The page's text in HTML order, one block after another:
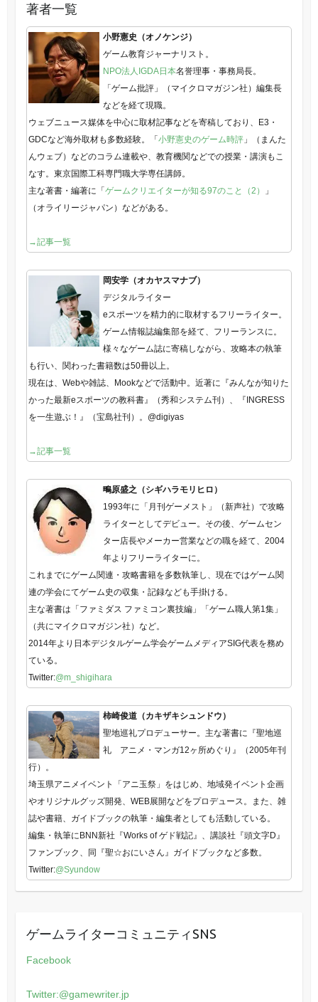
著者一覧
小野憲史（オノケンジ）
ゲーム教育ジャーナリスト。
NPO法人IGDA日本名誉理事・事務局長。
「ゲーム批評」（マイクロマガジン社）編集長
などを経て現職。
ウェブニュース媒体を中心に取材記事などを寄稿しており、E3・
GDCなど海外取材も多数経験。「 小野憲史のゲーム時評」（まんた
んウェブ）などのコラム連載や、教育機関などでの授業・講演もこ
なす。東京国際工科専門職大学専任講師。
主な著書・編著に「 ゲームクリエイターが知る97のこと（2）
」
（オライリージャパン）などがある。
→記事一覧
岡安学（オカヤスマナブ）
デジタルライター
eスポーツを精力的に取材するフリーライター。
ゲーム情報誌編集部を経て、フリーランスに。
様々なゲーム誌に寄稿しながら、攻略本の執筆
も行い、関わった書籍数は50冊以上。
現在は、Webや雑誌、Mookなどで活動中。近著に『みんなが知りた
かった最新eスポーツの教科書』（秀和システム刊）、『INGRESS
を一生遊ぶ！』（宝島社刊）。@digiyas
→記事一覧
鴫原盛之（シギハラモリヒロ）
1993年に「月刊ゲーメスト」（新声社）で攻略
ライターとしてデビュー。その後、ゲームセン
ター店長やメーカー営業などの職を経て、2004
年よりフリーライターに。
これまでにゲーム関連・攻略書籍を多数執筆し、現在ではゲーム関
連の学会にてゲーム史の収集・記録なども手掛ける。
主な著書は「ファミダス ファミコン裏技編」「ゲーム職人第1集」
（共にマイクロマガジン社）など。
2014年より日本デジタルゲーム学会ゲームメディアSIG代表を務め
ている。
Twitter:@m_shigihara
柿崎俊道（カキザキシュンドウ）
聖地巡礼プロデューサー。主な著書に『聖地巡
礼 アニメ・マンガ12ヶ所めぐり』（2005年刊
行）。
埼玉県アニメイベント「アニ玉祭」をはじめ、地域発イベント企画
やオリジナルグッズ開発、WEB展開などをプロデュース。また、雑
誌や書籍、ガイドブックの執筆・編集者としても活動している。
編集・執筆にBNN新社『Works of ゲド戦記』、講談社『頭文字D』
ファンブック、同『聖☆おにいさん』ガイドブックなど多数。
Twitter:@Syundow
ゲームライターコミュニティSNS
Facebook
Twitter:@gamewriter.jp